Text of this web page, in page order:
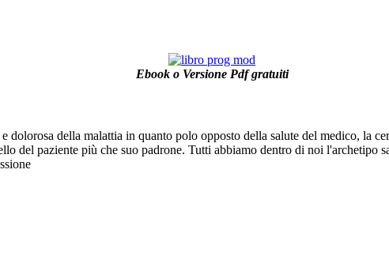
Ebook o Versione Pdf gratuiti
della malattia in quanto polo opposto della salute del medico, la
del paziente più che suo padrone. Tutti abbiamo dentro di noi l'archetipo